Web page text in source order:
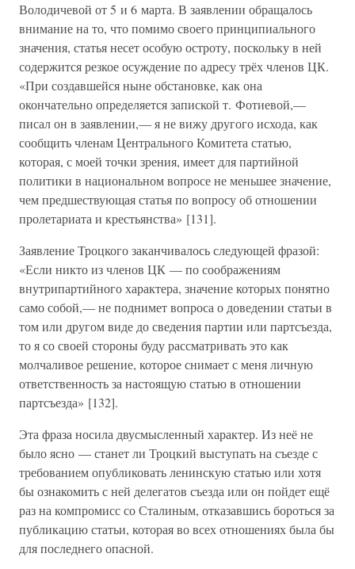
Володичевой от 5 и 6 марта. В заявлении обращалось
внимание на то, что помимо своего принципиального
значения, статья несет особую остроту, поскольку в ней
содержится резкое осуждение по адресу трёх членов ЦК.
«При создавшейся ныне обстановке, как она
окончательно определяется запиской т. Фотиевой,—
писал он в заявлении,— я не вижу другого исхода, как
сообщить членам Центрального Комитета статью,
которая, с моей точки зрения, имеет для партийной
политики в национальном вопросе не меньшее значение,
чем предшествующая статья по вопросу об отношении
пролетариата и крестьянства» [131].
Заявление Троцкого заканчивалось следующей фразой:
«Если никто из членов ЦК — по соображениям
внутрипартийного характера, значение которых понятно
само собой,— не поднимет вопроса о доведении статьи в
том или другом виде до сведения партии или партсъезда,
то я со своей стороны буду рассматривать это как
молчаливое решение, которое снимает с меня личную
ответственность за настоящую статью в отношении
партсъезда» [132].
Эта фраза носила двусмысленный характер. Из неё не
было ясно — станет ли Троцкий выступать на съезде с
требованием опубликовать ленинскую статью или хотя
бы ознакомить с ней делегатов съезда или он пойдет ещё
раз на компромисс со Сталиным, отказавшись бороться за
публикацию статьи, которая во всех отношениях была бы
для последнего опасной.